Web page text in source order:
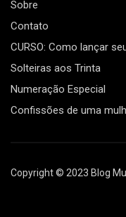
Sobre
Contato
CURSO: Como lançar
Solteiras aos Trinta
Numeração Especial
Confissões de uma
Copyright © 2023 Blog